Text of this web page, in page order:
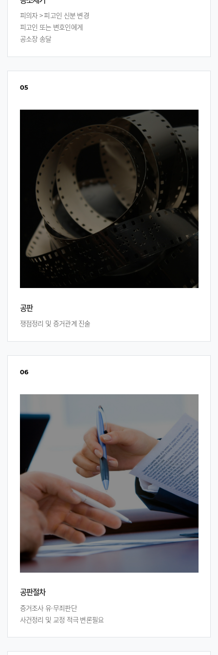
피의자 > 피고인 신분 변경
피고인 또는 변호인에게
공소장 송달
05
공판
쟁점정리 및 증거관계 진술
06
공판절차
증거조사 유·무죄판단
사건정리 및 교정 적극 변론필요